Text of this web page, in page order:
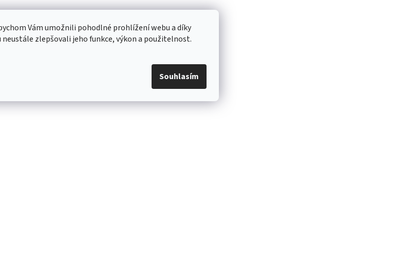
Vám umožnili pohodlné prohlížení webu a díky
zlepšovali jeho funkce, výkon a použitelnost.
Souhlasím